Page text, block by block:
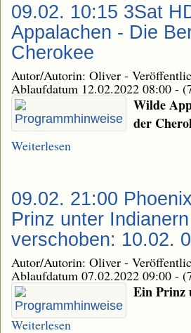
09.02. 10:15 3Sat
Appalachen - Die
Cherokee
Autor/Autorin: Oliver -
Ablaufdatum 12.02.2022 08:00 -
Wilde
der
Weiterlesen
09.02. 21:00
Prinz unter
verschoben: 10.02.
Autor/Autorin: Oliver -
Ablaufdatum 07.02.2022 09:00 -
Ein Prinz
Weiterlesen